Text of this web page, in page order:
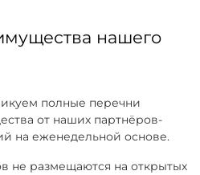
нашего
полные перечни
от наших партнёров-
на еженедельной основе.
не размещаются на открытых